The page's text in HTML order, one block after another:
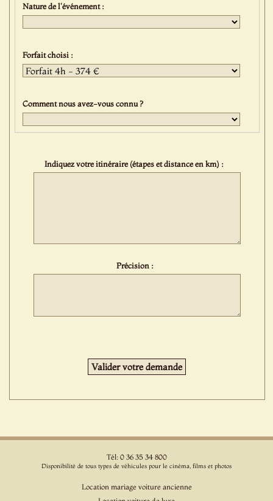
Nature de l'événement :
Forfait choisi :
Comment nous avez-vous connu ?
Indiquez votre itinéraire (étapes et distance en km) :
Précision :
Tél: 0 36 35 34 800
Disponibilité de tous types de véhicules pour le cinéma, films et photos
Location mariage voiture ancienne